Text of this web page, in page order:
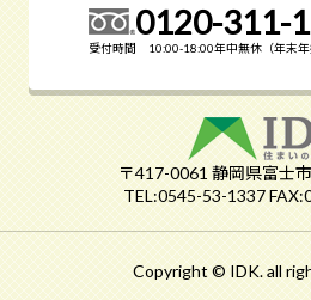
0120-311-
受付時間 10:00-18:00年中無休（年末年
〒417-0061 静岡県富士
TEL:0545-53-1337
Copyright © IDK. all